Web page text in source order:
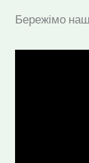
Бережімо